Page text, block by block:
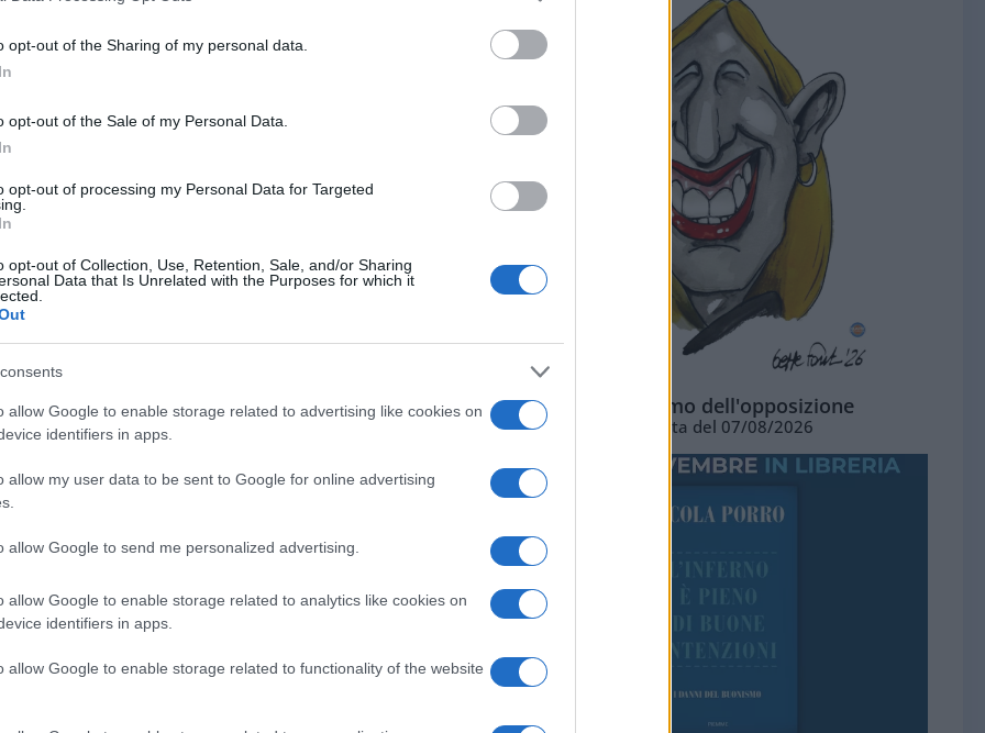
opt-out of the Sharing of my personal data.
opt-out of the Sale of my Personal Data.
opt-out of processing my Personal Data for Targeted
opt-out of Collection, Use, Retention, Sale, and/or Sharing
Data that Is Unrelated with the Purposes for which it
allow Google to enable storage related to advertising like cookies on
identifiers in apps.
allow my user data to be sent to Google for online advertising
allow Google to send me personalized advertising.
allow Google to enable storage related to analytics like cookies on
identifiers in apps.
allow Google to enable storage related to functionality of the website
una mediazione che metta fine al
Fidesz oggi volerà a Mosca per
scoppio della guerra. Ma la mossa di
con tanto di j’accuse del presidente
conto dell’Ue. Il Consiglio europeo è
la vittima. Nessuna discussione
Esteri Peter Szijjarto ma la vera notizia è
cessate il fuoco
Ue e Nato per la suariluttanza a
occidentali per l’Ucraina
Zelensky ha rifiutato la proposta di
la Russia avrebbe posto fine alla
condizioni. Tra questi figurano la
di quattro regioni parzialmente
oltre alla Crimea. Insomma, c’è
mettere la parola fine alle ostilità e quindi
visti i rapporti prossimi allo zero
L'ottimismo dell'opposizione
Vignetta del 07/08/2026